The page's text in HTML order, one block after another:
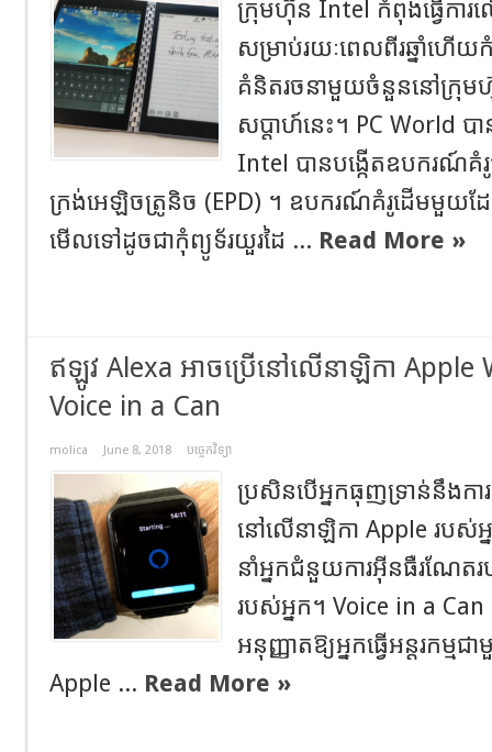
ក្រុមហ៊ុន Intel កំពុងធ្វើការល
សម្រាប់រយៈពេលពីរឆ្នាំហើយ
គំនិតរចនាមួយចំនួននៅក្រុម
សប្តាហ៍នេះ។ PC World
Intel បានបង្កើតឧបករណ៍គំ
ក្រង់អេឡិចត្រូនិច (EPD) ។ ឧបករណ៍គំរូដើមមួយដែ
មើលទៅដូចជាកុំព្យូទ័រយួរដៃ ... Read More »
ឥឡូវ Alexa អាចប្រើនៅលើនាឡិកា
Voice in a Can
molica June 8, 2018 បច្ចេកវិទ្យា
ប្រសិនបើអ្នកធុញទ្រាន់នឹងកា
នៅលើនាឡិកា Apple របស់អ្
នាំអ្នកជំនួយការអ៊ីនធឺរណែ
របស់អ្នក។ Voice in a
អនុញ្ញាតឱ្យអ្នកធ្វើអន្តរកម្
Apple ... Read More »